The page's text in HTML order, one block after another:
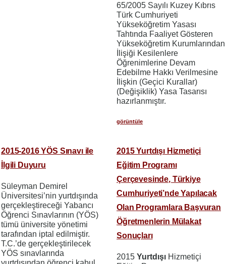
65/2005 Sayılı Kuzey Kıbrıs
Türk Cumhuriyeti
Yükseköğretim Yasası
Tahtında Faaliyet Gösteren
Yükseköğretim Kurumlarından
İlişiği Kesilenlere
Öğrenimlerine Devam
Edebilme Hakkı Verilmesine
İlişkin (Geçici Kurallar)
(Değişiklik) Yasa Tasarısı
hazırlanmıştır.
görüntüle
2015-2016 YÖS Sınavı ile
İlgili Duyuru
Süleyman Demirel
Üniversitesi’nin yurtdışında
gerçekleştireceği Yabancı
Öğrenci Sınavlarının (YÖS)
tümü üniversite yönetimi
tarafından iptal edilmiştir.
T.C.’de gerçekleştirilecek
YÖS sınavlarında
2015 Yurtdışı Hizmetiçi
Eğitim Programı
Çerçevesinde, Türkiye
Cumhuriyeti’nde Yapılacak
Olan Programlara Başvuran
Öğretmenlerin Mülakat
Sonuçları
2015 Yurtdışı Hizmetiçi